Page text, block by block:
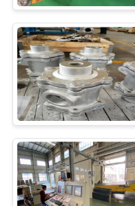
주
세
요
뉴
스
인